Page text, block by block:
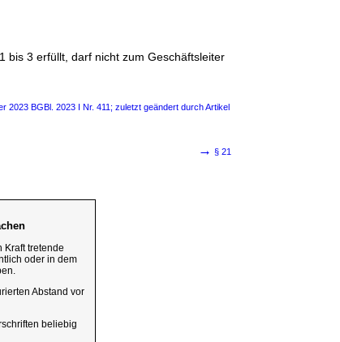
bis 3 erfüllt, darf nicht zum Geschäftsleiter
BGBl. 2023 I Nr. 411; zuletzt geändert durch Artikel
→ § 21
Kraft tretende
oder in dem
Abstand vor
beliebig